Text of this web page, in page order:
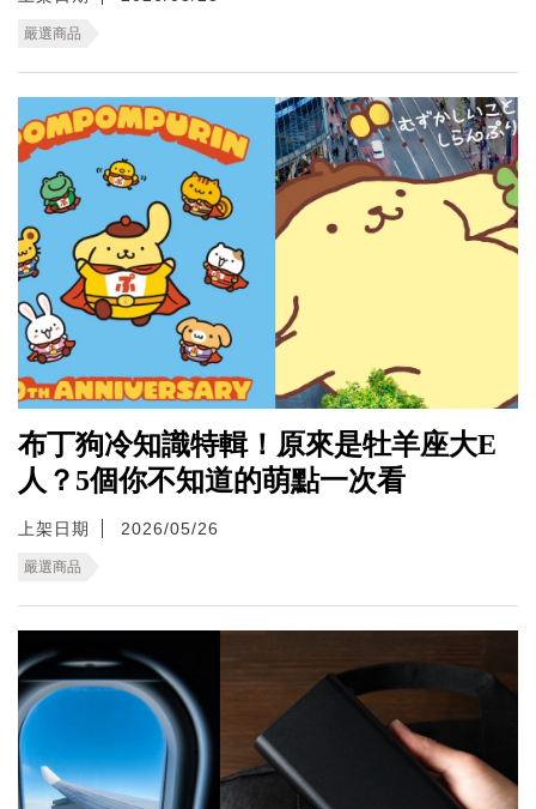
嚴選商品
布丁狗冷知識特輯！原來是牡羊座大E
人？5個你不知道的萌點一次看
上架日期 2026/05/26
嚴選商品